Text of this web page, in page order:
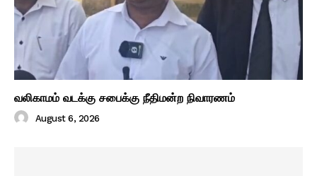
வலிகாமம் வடக்கு சபைக்கு நீதிமன்ற நிவாரணம்
August 6, 2026